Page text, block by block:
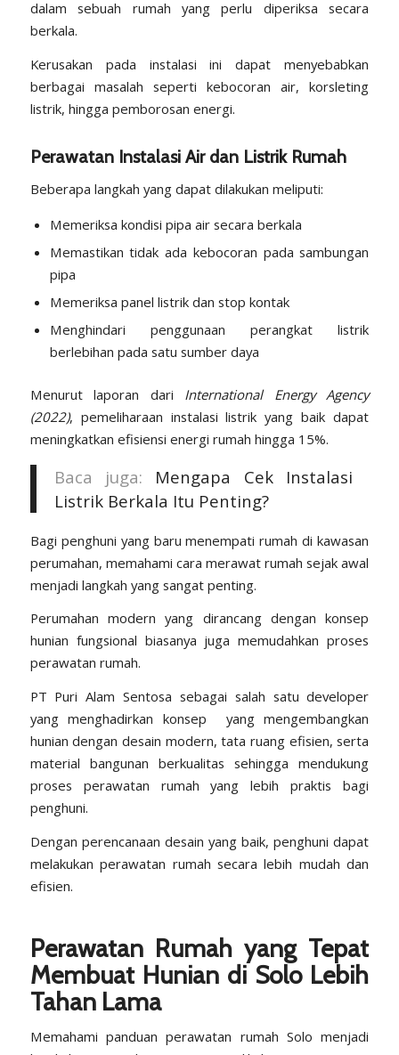
dalam sebuah rumah yang perlu diperiksa secara
berkala.
Kerusakan pada instalasi ini dapat menyebabkan
berbagai masalah seperti kebocoran air, korsleting
listrik, hingga pemborosan energi.
Perawatan Instalasi Air dan Listrik Rumah
Beberapa langkah yang dapat dilakukan meliputi:
Memeriksa kondisi pipa air secara berkala
Memastikan tidak ada kebocoran pada sambungan
pipa
Memeriksa panel listrik dan stop kontak
Menghindari penggunaan perangkat listrik
berlebihan pada satu sumber daya
Menurut laporan dari International Energy Agency
(2022), pemeliharaan instalasi listrik yang baik dapat
meningkatkan efisiensi energi rumah hingga 15%.
Baca juga: Mengapa Cek Instalasi
Listrik Berkala Itu Penting?
Bagi penghuni yang baru menempati rumah di kawasan
perumahan, memahami cara merawat rumah sejak awal
menjadi langkah yang sangat penting.
Perumahan modern yang dirancang dengan konsep
hunian fungsional biasanya juga memudahkan proses
perawatan rumah.
PT Puri Alam Sentosa sebagai salah satu developer
yang menghadirkan konsep yang mengembangkan
hunian dengan desain modern, tata ruang efisien, serta
material bangunan berkualitas sehingga mendukung
proses perawatan rumah yang lebih praktis bagi
penghuni.
Dengan perencanaan desain yang baik, penghuni dapat
melakukan perawatan rumah secara lebih mudah dan
efisien.
Perawatan Rumah yang Tepat
Membuat Hunian di Solo Lebih
Tahan Lama
Memahami panduan perawatan rumah Solo menjadi